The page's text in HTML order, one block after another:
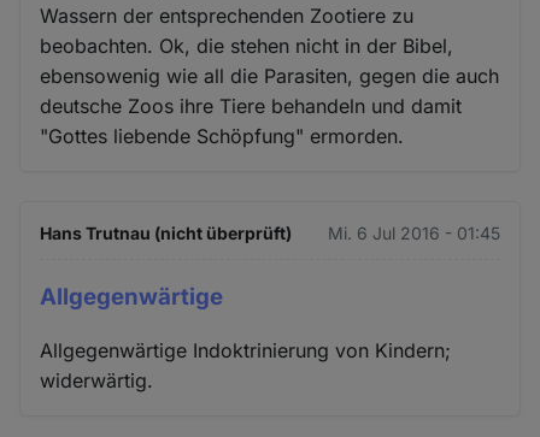
Wassern der entsprechenden Zootiere zu
beobachten. Ok, die stehen nicht in der Bibel,
ebensowenig wie all die Parasiten, gegen die auch
deutsche Zoos ihre Tiere behandeln und damit
"Gottes liebende Schöpfung" ermorden.
Hans Trutnau (nicht überprüft) Mi. 6 Jul 2016 - 01:45
Allgegenwärtige
Allgegenwärtige Indoktrinierung von Kindern;
widerwärtig.